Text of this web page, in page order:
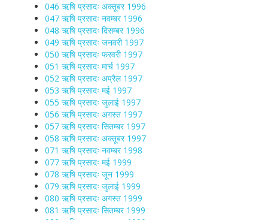
046 ऋषि प्रसादः अक्तूबर 1996
047 ऋषि प्रसादः नवम्बर 1996
048 ऋषि प्रसादः दिसम्बर 1996
049 ऋषि प्रसादः जनवरी 1997
050 ऋषि प्रसादः फरवरी 1997
051 ऋषि प्रसादः मार्च 1997
052 ऋषि प्रसादः अप्रैल 1997
053 ऋषि प्रसादः मई 1997
055 ऋषि प्रसादः जुलाई 1997
056 ऋषि प्रसादः अगस्त 1997
057 ऋषि प्रसादः सितम्बर 1997
058 ऋषि प्रसादः अक्तूबर 1997
071 ऋषि प्रसादः नवम्बर 1998
077 ऋषि प्रसादः मई 1999
078 ऋषि प्रसादः जून 1999
079 ऋषि प्रसादः जुलाई 1999
080 ऋषि प्रसादः अगस्त 1999
081 ऋषि प्रसादः सितम्बर 1999